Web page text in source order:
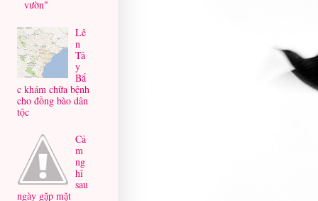
vườn"
Lê
n
Tâ
y
Bắ
c khám chữa bệnh
cho đồng bào dân
tộc
Cả
m
ng
hĩ
sau
ngày gặp mặt